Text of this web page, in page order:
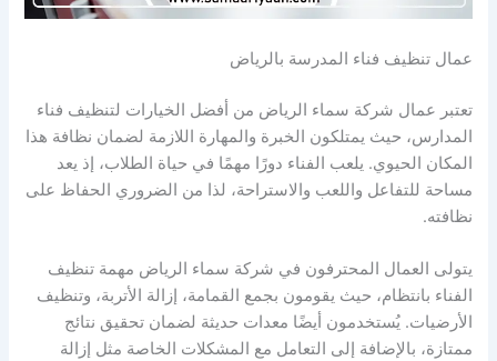
عمال تنظيف فناء المدرسة بالرياض
تعتبر عمال شركة سماء الرياض من أفضل الخيارات لتنظيف فناء
المدارس، حيث يمتلكون الخبرة والمهارة اللازمة لضمان نظافة هذا
المكان الحيوي. يلعب الفناء دورًا مهمًا في حياة الطلاب، إذ يعد
مساحة للتفاعل واللعب والاستراحة، لذا من الضروري الحفاظ على
نظافته.
يتولى العمال المحترفون في شركة سماء الرياض مهمة تنظيف
الفناء بانتظام، حيث يقومون بجمع القمامة، إزالة الأتربة، وتنظيف
الأرضيات. يُستخدمون أيضًا معدات حديثة لضمان تحقيق نتائج
ممتازة، بالإضافة إلى التعامل مع المشكلات الخاصة مثل إزالة